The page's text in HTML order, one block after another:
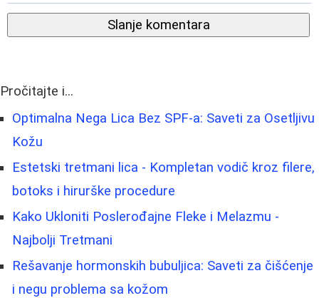
Slanje komentara
Pročitajte i...
Optimalna Nega Lica Bez SPF-a: Saveti za Osetljivu
Kožu
Estetski tretmani lica - Kompletan vodič kroz filere,
botoks i hirurške procedure
Kako Ukloniti Poslerođajne Fleke i Melazmu -
Najbolji Tretmani
Rešavanje hormonskih bubuljica: Saveti za čišćenje
i negu problema sa kožom